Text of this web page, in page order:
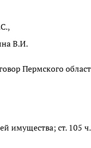
В.И.
Пермского
имущества; ст. 105